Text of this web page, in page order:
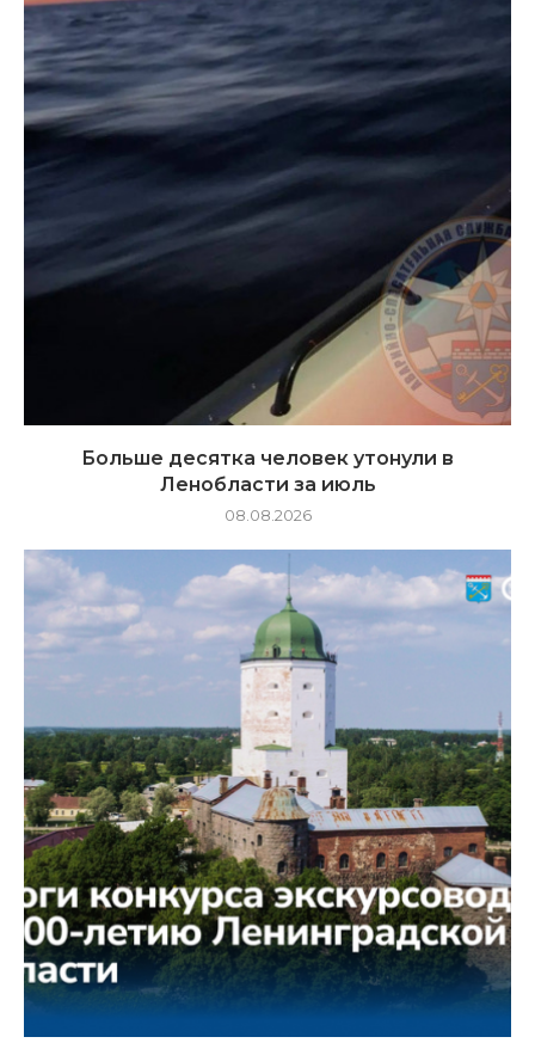
Больше десятка человек утонули в
Ленобласти за июль
08.08.2026